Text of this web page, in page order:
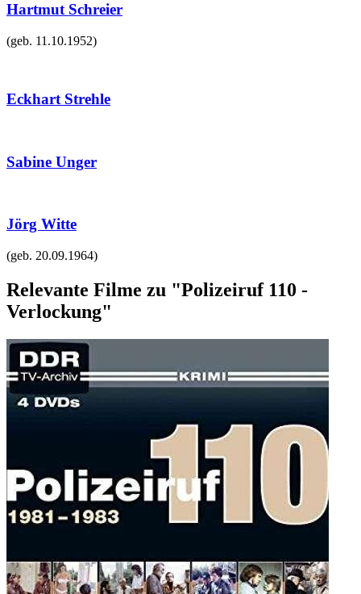
Hartmut Schreier
(geb. 11.10.1952)
Eckhart Strehle
Sabine Unger
Jörg Witte
(geb. 20.09.1964)
Relevante Filme zu "Polizeiruf 110 -
Verlockung"